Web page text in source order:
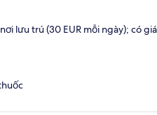
lưu trú (30 EUR mỗi ngày); có giá